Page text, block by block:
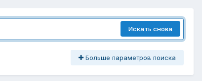
Искать снова
Больше параметров поиска